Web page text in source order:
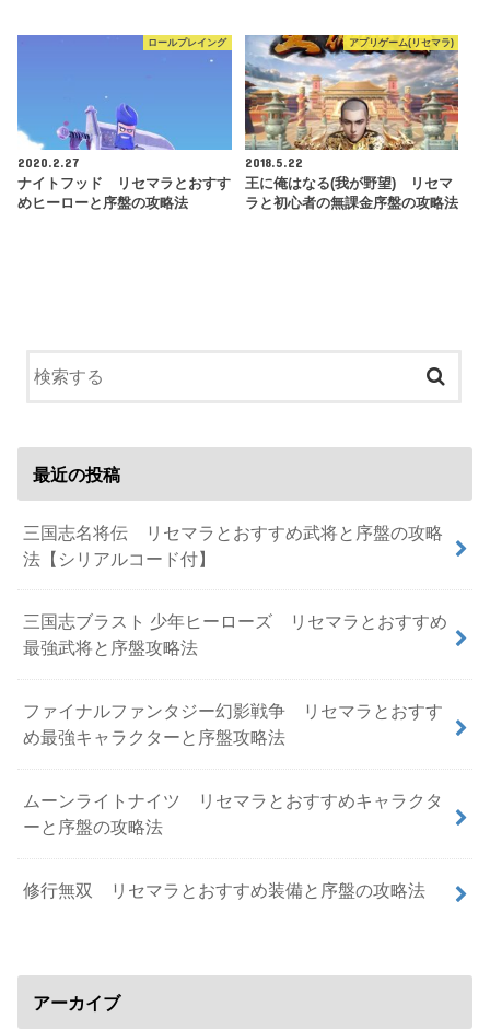
ロールプレイング
2020.2.27
ナイトフッド リセマラとおすす
めヒーローと序盤の攻略法
アプリゲーム(リセマラ)
2018.5.22
王に俺はなる(我が野望) リセマ
ラと初心者の無課金序盤の攻略法
最近の投稿
三国志名将伝 リセマラとおすすめ武将と序盤の攻略
法【シリアルコード付】
三国志ブラスト 少年ヒーローズ リセマラとおすすめ
最強武将と序盤攻略法
ファイナルファンタジー幻影戦争 リセマラとおすす
め最強キャラクターと序盤攻略法
ムーンライトナイツ リセマラとおすすめキャラクタ
ーと序盤の攻略法
修行無双 リセマラとおすすめ装備と序盤の攻略法
アーカイブ